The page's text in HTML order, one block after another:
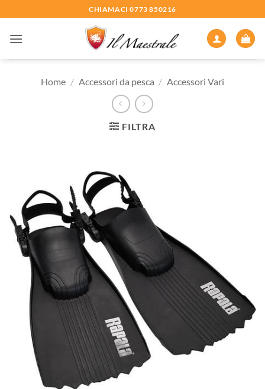
ai
contenuti
CHIAMACI 0773 850216
Home / Accessori da pesca / Accessori Vari
FILTRA